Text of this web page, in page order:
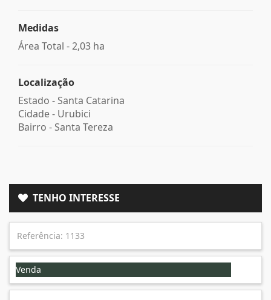
Medidas
Área Total - 2,03 ha
Localização
Estado - Santa Catarina
Cidade - Urubici
Bairro - Santa Tereza
TENHO INTERESSE
Venda